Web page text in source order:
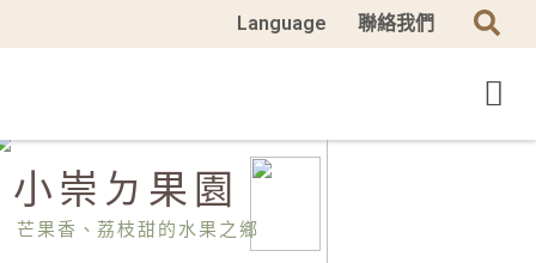
Language 聯絡我們
芒果香、荔枝甜的水果之鄉
小崇ㄉ果園